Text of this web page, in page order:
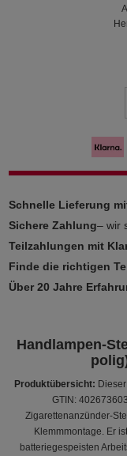
Schnelle Lieferung
Sichere Zahlung– wir
Teilzahlungen mit
Finde die richtigen
Über 20 Jahre
Handlampen-
Produktübersicht:
GTIN:
Zigarettenanzünder-
Klemmmontage. Er
batteriegespeisten